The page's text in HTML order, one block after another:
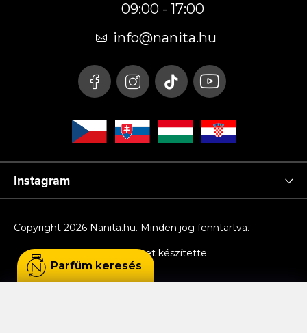
09:00 - 17:00
info@nanita.hu
Instagram
Shoptet készítette
Copyright 2026 Nanita.hu. Minden jog fenntartva.
Parfüm keresés